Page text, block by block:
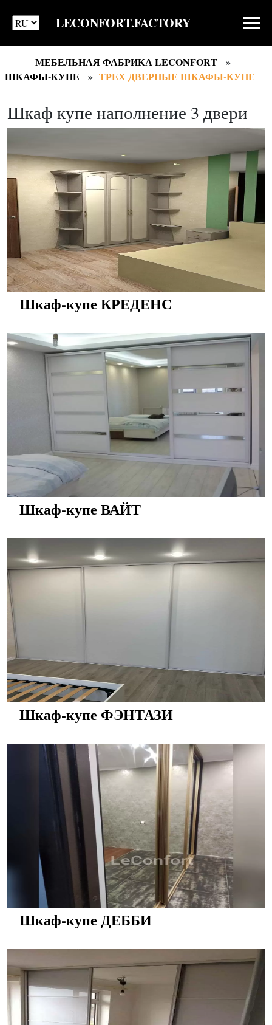
LECONFORT.FACTORY
МЕБЕЛЬНАЯ ФАБРИКА LECONFORT
ШКАФЫ-КУПЕ
ТРЕХ ДВЕРНЫЕ ШКАФЫ-КУПЕ
Шкаф купе наполнение 3 двери
Шкаф-купе КРЕДЕНС
Шкаф-купе ВАЙТ
Шкаф-купе ФЭНТАЗИ
Шкаф-купе ДЕББИ